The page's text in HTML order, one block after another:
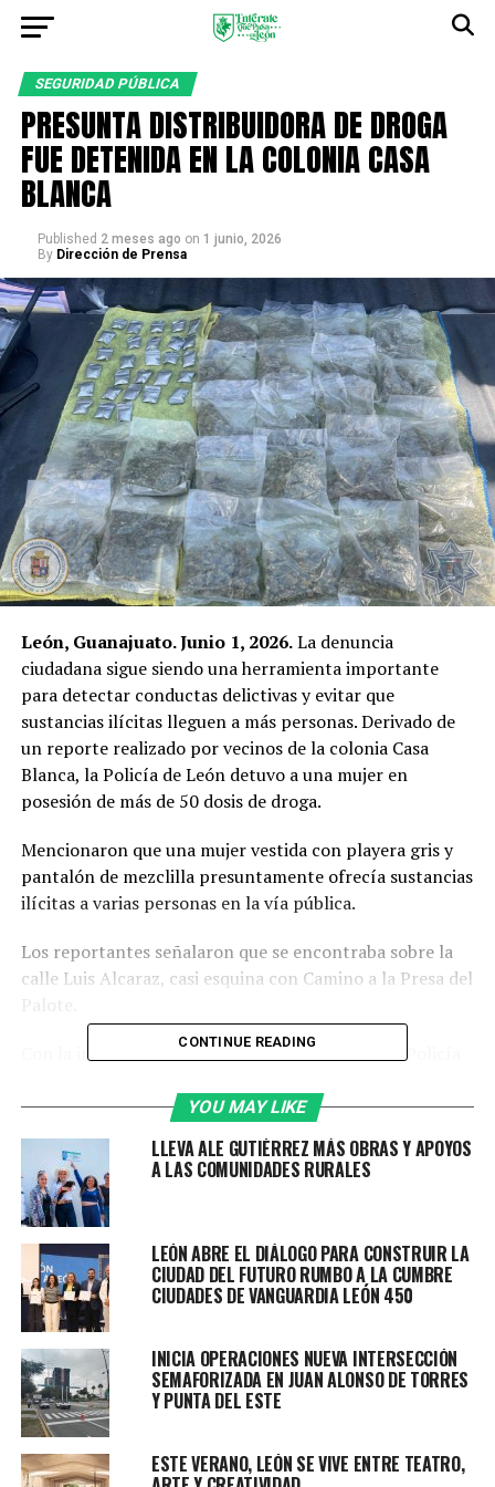
SEGURIDAD PÚBLICA
PRESUNTA DISTRIBUIDORA DE DROGA
FUE DETENIDA EN LA COLONIA CASA
BLANCA
Published 2 meses ago on 1 junio, 2026
By Dirección de Prensa
León, Guanajuato. Junio 1, 2026.La denuncia
ciudadana sigue siendo una herramienta importante
para detectar conductas delictivas y evitar que
sustancias ilícitas lleguen a más personas. Derivado de
un reporte realizado por vecinos de la colonia Casa
Blanca, la Policía de León detuvo a una mujer en
posesión de más de 50 dosis de droga.
Mencionaron que una mujer vestida con playera gris y
pantalón de mezclilla presuntamente ofrecía sustancias
ilícitas a varias personas en la vía pública.
Los reportantes señalaron que se encontraba sobre la
calle Luis Alcaraz, casi esquina con Camino a la Presa del
Con la información proporcionada, unidades de Policía
coincidía con las características señaladas.
Al intentar acercarse para entrevistarse con ella, la
mujer corrió del lugar, por lo que se inició una
persecución pie tierra que concluyó metros adelante.
Ante su actitud evasiva, se le realizó una inspección,
localizándole:
• 28 envoltorios de cristal
• 24 dosis de marihuana
Por estos hechos fue detenida quien se identificó como
Vanessa Concepción “N”.
Las sustancias y la implicada quedaron a disposición de
CONTINUE READING
YOU MAY LIKE
LLEVA ALE GUTIÉRREZ MÁS OBRAS Y APOYOS
A LAS COMUNIDADES RURALES
LEÓN ABRE EL DIÁLOGO PARA CONSTRUIR LA
CIUDAD DEL FUTURO RUMBO A LA CUMBRE
CIUDADES DE VANGUARDIA LEÓN 450
INICIA OPERACIONES NUEVA INTERSECCIÓN
SEMAFORIZADA EN JUAN ALONSO DE TORRES
Y PUNTA DEL ESTE
ESTE VERANO, LEÓN SE VIVE ENTRE TEATRO,